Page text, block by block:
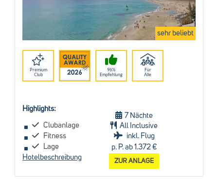
sehr beliebt
Premium
Club
96%
Empfehlung
Für
Alle
Highlights:
Clubanlage
Fitness
Lage
Hotelbeschreibung
7 Nächte
All Inclusive
inkl. Flug
p. P. ab 1.372 €
ZUR ANLAGE